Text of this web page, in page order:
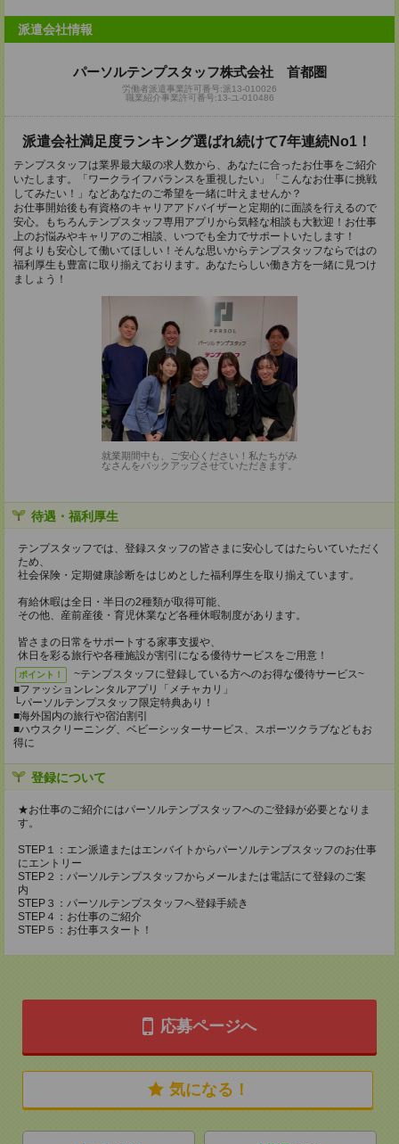
派遣会社情報
パーソルテンプスタッフ株式会社 首都圏
労働者派遣事業許可番号:派13-010026
職業紹介事業許可番号:13-ユ-010486
派遣会社満足度ランキング選ばれ続けて7年連続No1！
テンプスタッフは業界最大級の求人数から、あなたに合ったお仕事をご紹介
いたします。「ワークライフバランスを重視したい」「こんなお仕事に挑戦
してみたい！」などあなたのご希望を一緒に叶えませんか？
お仕事開始後も有資格のキャリアアドバイザーと定期的に面談を行えるので
安心。もちろんテンプスタッフ専用アプリから気軽な相談も大歓迎！お仕事
上のお悩みやキャリアのご相談、いつでも全力でサポートいたします！
何よりも安心して働いてほしい！そんな思いからテンプスタッフならではの
福利厚生も豊富に取り揃えております。あなたらしい働き方を一緒に見つけ
ましょう！
就業期間中も、ご安心ください！私たちがみ
なさんをバックアップさせていただきます。
待遇・福利厚生
テンプスタッフでは、登録スタッフの皆さまに安心してはたらいていただく
ため、
社会保険・定期健康診断をはじめとした福利厚生を取り揃えています。
有給休暇は全日・半日の2種類が取得可能、
その他、産前産後・育児休業など各種休暇制度があります。
皆さまの日常をサポートする家事支援や、
休日を彩る旅行や各種施設が割引になる優待サービスをご用意！
ポイント！
~テンプスタッフに登録している方へのお得な優待サービス~
■ファッションレンタルアプリ「メチャカリ」
└パーソルテンプスタッフ限定特典あり！
■海外国内の旅行や宿泊割引
■ハウスクリーニング、ベビーシッターサービス、スポーツクラブなどもお
得に
登録について
★お仕事のご紹介にはパーソルテンプスタッフへのご登録が必要となりま
す。
STEP１：エン派遣またはエンバイトからパーソルテンプスタッフのお仕事
にエントリー
STEP２：パーソルテンプスタッフからメールまたは電話にて登録のご案
内
STEP３：パーソルテンプスタッフへ登録手続き
STEP４：お仕事のご紹介
STEP５：お仕事スタート！
応募ページへ
気になる！